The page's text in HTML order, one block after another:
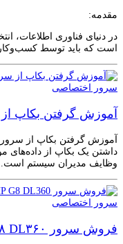
مقدمه:
در دنیای فناوری اطلاعات،
است که باید توسط
سرور اختصاصی
آموزش گرفتن بکاپ
آموزش گرفتن بکاپ از
داشتن یک بکاپ از داده‌های
وظایف مدیران سیستم است.
سرور اختصاصی
فروش سرور HP G۸ DL۳۶۰